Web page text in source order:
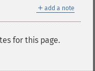
＋ add a note
for this page.